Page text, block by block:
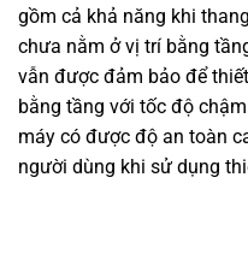
gồm cả khả năng khi
chưa nằm ở vị trí bằng
vẫn được đảm bảo để
bằng tầng với tốc độ
máy có được độ an toàn
người dùng khi sử dụng